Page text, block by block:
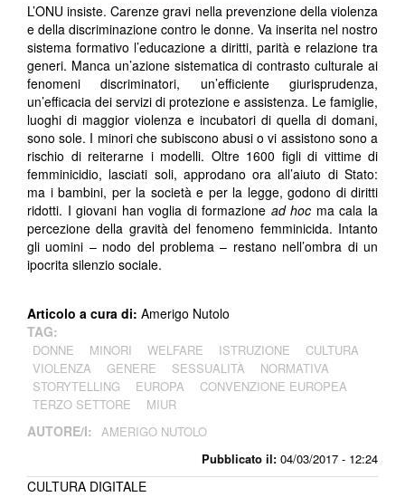
Pubblicato il: 04/03/2017 - 12:24
L’ONU insiste. Carenze gravi nella prevenzione della violenza
e della discriminazione contro le donne. Va inserita nel nostro
sistema formativo l’educazione a diritti, parità e relazione tra
generi. Manca un’azione sistematica di contrasto culturale ai
fenomeni discriminatori, un’efficiente giurisprudenza,
un’efficacia dei servizi di protezione e assistenza. Le famiglie,
luoghi di maggior violenza e incubatori di quella di domani,
sono sole. I minori che subiscono abusi o vi assistono sono a
rischio di reiterarne i modelli. Oltre 1600 figli di vittime di
femminicidio, lasciati soli, approdano ora all’aiuto di Stato:
ma i bambini, per la società e per la legge, godono di diritti
ridotti. I giovani han voglia di formazione ad hoc ma cala la
percezione della gravità del fenomeno femminicida. Intanto
gli uomini – nodo del problema – restano nell’ombra di un
ipocrita silenzio sociale.
Articolo a cura di: Amerigo Nutolo
TAG:
DONNE MINORI WELFARE ISTRUZIONE
CULTURA
VIOLENZA
GENERE SESSUALITÀ
NORMATIVA
STORYTELLING
EUROPA
CONVENZIONE EUROPEA
TERZO SETTORE
MIUR
AUTORE/I: AMERIGO NUTOLO
CULTURA DIGITALE